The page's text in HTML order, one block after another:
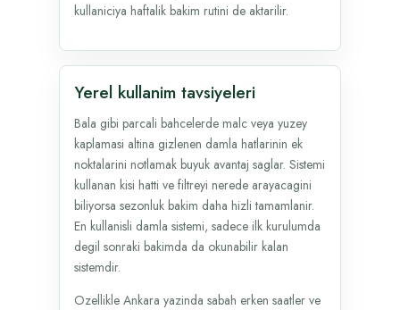
kullaniciya haftalik bakim rutini de aktarilir.
Yerel kullanim tavsiyeleri
Bala gibi parcali bahcelerde malc veya yuzey
kaplamasi altina gizlenen damla hatlarinin ek
noktalarini notlamak buyuk avantaj saglar. Sistemi
kullanan kisi hatti ve filtreyi nerede arayacagini
biliyorsa sezonluk bakim daha hizli tamamlanir.
En kullanisli damla sistemi, sadece ilk kurulumda
degil sonraki bakimda da okunabilir kalan
sistemdir.
Ozellikle Ankara yazinda sabah erken saatler ve